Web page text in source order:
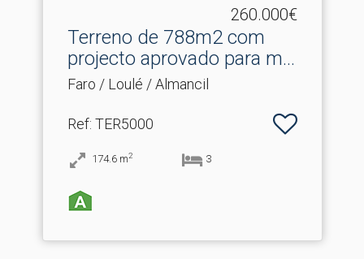
260.000€
Terreno de 788m2 com
projecto aprovado para m.​..
Faro / Loulé / Almancil
Ref: TER5000
174.6 m2 3